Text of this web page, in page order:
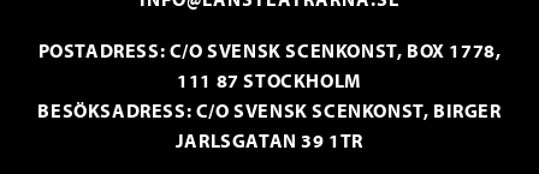
POSTADRESS: C/O SVENSK SCENKONST, BOX 1778,
111 87 STOCKHOLM
BESÖKSADRESS: C/O SVENSK SCENKONST, BIRGER
JARLSGATAN 39 1TR